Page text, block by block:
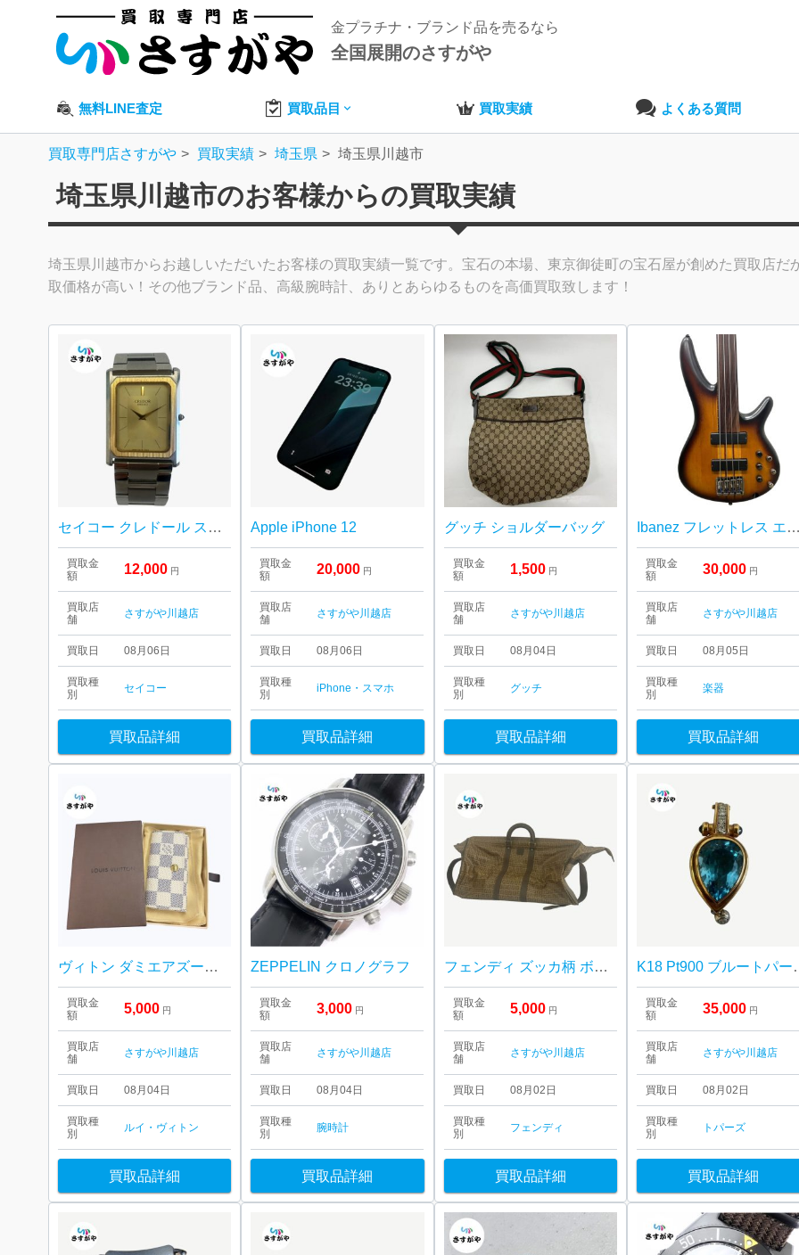
金プラチナ・ブランド品を売るなら
全国展開のさすがや
無料LINE査定 買取品目 買取実績 よくある質問
買取専門店さすがや 買取実績 埼玉県 埼玉県川越市
埼玉県川越市のお客様からの買取実績
埼玉県川越市からお越しいただいたお客様の買取実績一覧です。宝石の本場、東京御徒町の宝石屋が創めた買取店だ
取価格が高い！その他ブランド品、高級腕時計、ありとあらゆるものを高価買取致します！
セイコー クレドール スクエア コンビ クォーツ
買取金
額
12,000 円
買取店
舗
さすがや川越店
買取日 08月06日
買取種
別
セイコー
買取品詳細
Apple iPhone 12
買取金
額
20,000 円
買取店
舗
さすがや川越店
買取日 08月06日
買取種
別
iPhone・スマホ
買取品詳細
グッチ ショルダーバッグ
買取金
額
1,500 円
買取店
舗
さすがや川越店
買取日 08月04日
買取種
別
グッチ
買取品詳細
Ibanez フレットレス
買取金
額
30,000 円
買取店
舗
さすがや川越店
買取日 08月05日
買取種
別
楽器
買取品詳細
ヴィトン ダミエアズール キーケース
買取金
額
5,000 円
買取店
舗
さすがや川越店
買取日 08月04日
買取種
別
ルイ・ヴィトン
買取品詳細
ZEPPELIN クロノグラフ
買取金
額
3,000 円
買取店
舗
さすがや川越店
買取日 08月04日
買取種
別
腕時計
買取品詳細
フェンディ ズッカ柄 ボストンバッグ PVC×レザー
買取金
額
5,000 円
買取店
舗
さすがや川越店
買取日 08月02日
買取種
別
フェンディ
買取品詳細
K18 Pt900
買取金
額
35,000 円
買取店
舗
さすがや川越店
買取日 08月02日
買取種
別
トパーズ
買取品詳細